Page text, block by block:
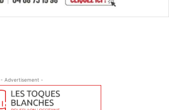
- Advertisement -